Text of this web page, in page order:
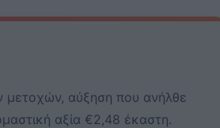
αύξηση που ανήλθε
αξία €2,48 έκαστη.